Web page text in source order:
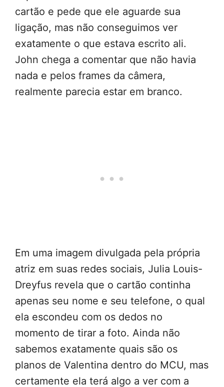
cartão e pede que ele aguarde sua
ligação, mas não conseguimos ver
exatamente o que estava escrito ali.
John chega a comentar que não havia
nada e pelos frames da câmera,
realmente parecia estar em branco.
Em uma imagem divulgada pela própria
atriz em suas redes sociais, Julia Louis-
Dreyfus revela que o cartão continha
apenas seu nome e seu telefone, o qual
ela escondeu com os dedos no
momento de tirar a foto. Ainda não
sabemos exatamente quais são os
planos de Valentina dentro do MCU, mas
certamente ela terá algo a ver com a